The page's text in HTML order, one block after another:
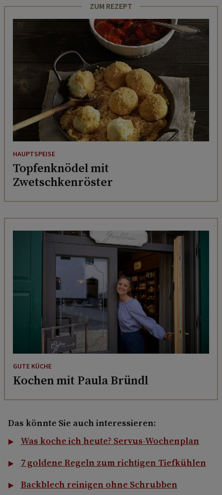
ZUM REZEPT
HAUPTSPEISE
Topfenknödel mit
Zwetschkenröster
GUTE KÜCHE
Kochen mit Paula Bründl
Das könnte Sie auch interessieren:
Was koche ich heute? Servus-Wochenplan
7 goldene Regeln zum richtigen Tiefkühlen
Backblech reinigen ohne Schrubben